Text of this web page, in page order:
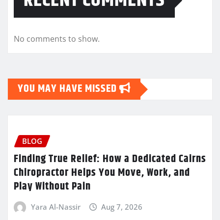
No comments to show.
YOU MAY HAVE MISSED
BLOG
Finding True Relief: How a Dedicated Cairns
Chiropractor Helps You Move, Work, and
Play Without Pain
Yara Al-Nassir Aug 7, 2026